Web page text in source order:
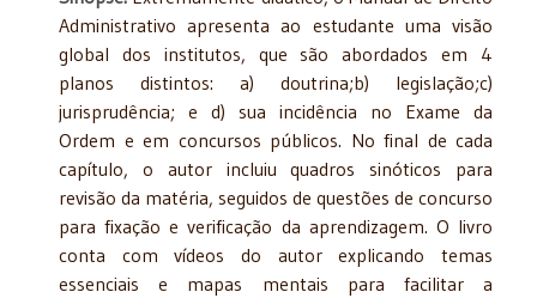
Administrativo apresenta ao estudante uma visão
global dos institutos, que são abordados em 4
planos distintos: a) doutrina;b) legislação;c)
jurisprudência; e d) sua incidência no Exame da
Ordem e em concursos públicos. No final de cada
capítulo, o autor incluiu quadros sinóticos para
revisão da matéria, seguidos de questões de concurso
para fixação e verificação da aprendizagem. O livro
conta com vídeos do autor explicando temas
essenciais e mapas mentais para facilitar a